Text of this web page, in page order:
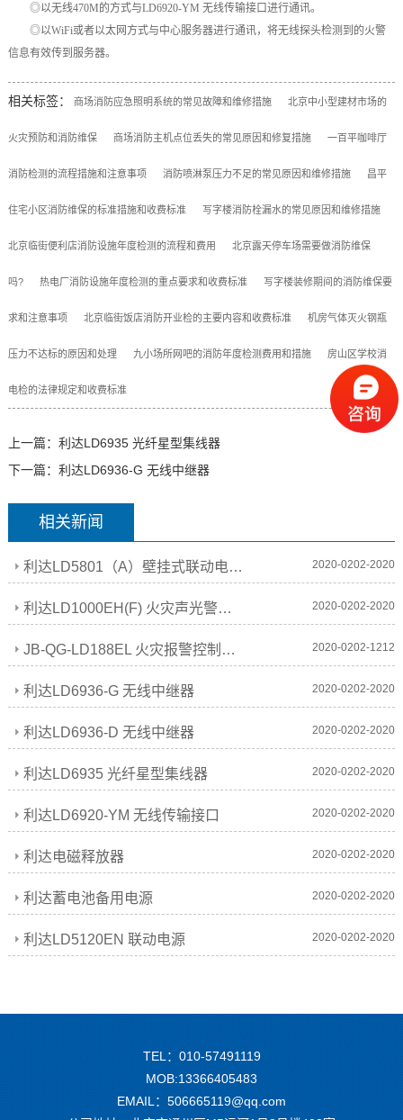
◎以无线470M的方式与LD6920-YM 无线传输接口进行通讯。
◎以WiFi或者以太网方式与中心服务器进行通讯，将无线探头检测到的火警
信息有效传到服务器。
相关标签： 商场消防应急照明系统的常见故障和维修措施 北京中小型建材市场的
火灾预防和消防维保 商场消防主机点位丢失的常见原因和修复措施 一百平咖啡厅
消防检测的流程措施和注意事项 消防喷淋泵压力不足的常见原因和维修措施 昌平
住宅小区消防维保的标准措施和收费标准 写字楼消防栓漏水的常见原因和维修措施
北京临街便利店消防设施年度检测的流程和费用 北京露天停车场需要做消防维保
吗? 热电厂消防设施年度检测的重点要求和收费标准 写字楼装修期间的消防维保要
求和注意事项 北京临街饭店消防开业检的主要内容和收费标准 机房气体灭火钢瓶
压力不达标的原因和处理 九小场所网吧的消防年度检测费用和措施 房山区学校消
电检的法律规定和收费标准
上一篇： 利达LD6935 光纤星型集线器
下一篇： 利达LD6936-G 无线中继器
相关新闻
利达LD5801（A）壁挂式联动电源系列 2020-0202-2020
利达LD1000EH(F) 火灾声光警报器(非编码型) 2020-0202-2020
JB-QG-LD188EL 火灾报警控制器(联动型) 2020-0202-1212
利达LD6936-G 无线中继器 2020-0202-2020
利达LD6936-D 无线中继器 2020-0202-2020
利达LD6935 光纤星型集线器 2020-0202-2020
利达LD6920-YM 无线传输接口 2020-0202-2020
利达电磁释放器 2020-0202-2020
利达蓄电池备用电源 2020-0202-2020
利达LD5120EN 联动电源 2020-0202-2020
TEL：010-57491119
MOB:13366405483
EMAIL：506665119@qq.com